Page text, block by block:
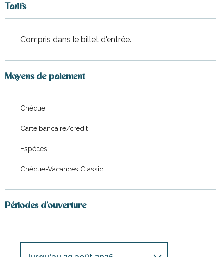
Tarifs
Compris dans le billet d'entrée.
Moyens de paiement
Chèque
Carte bancaire/crédit
Espèces
Chèque-Vacances Classic
Périodes d'ouverture